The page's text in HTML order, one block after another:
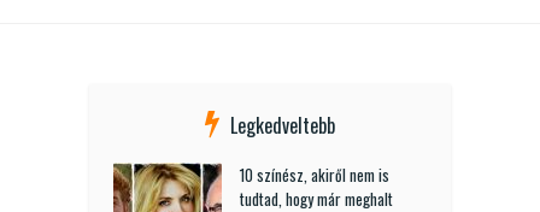
Legkedveltebb
10 színész, akiről nem is
tudtad, hogy már meghalt